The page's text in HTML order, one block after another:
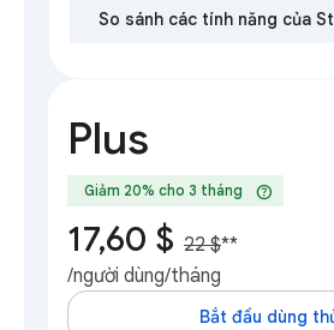
So sánh các tính năng của
Plus
Giảm 20% cho 3 tháng help
17,60 $ 22 $**
/người dùng/tháng
Bắt đầu dùng